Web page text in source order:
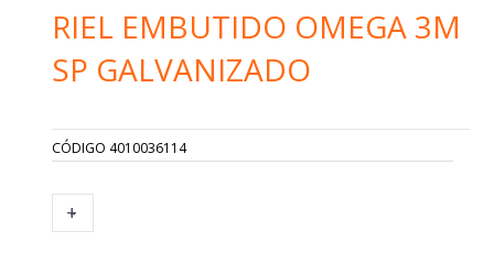
RIEL EMBUTIDO OMEGA 3M
SP GALVANIZADO
CÓDIGO 4010036114
-
RIEL
EMBUTIDO
+